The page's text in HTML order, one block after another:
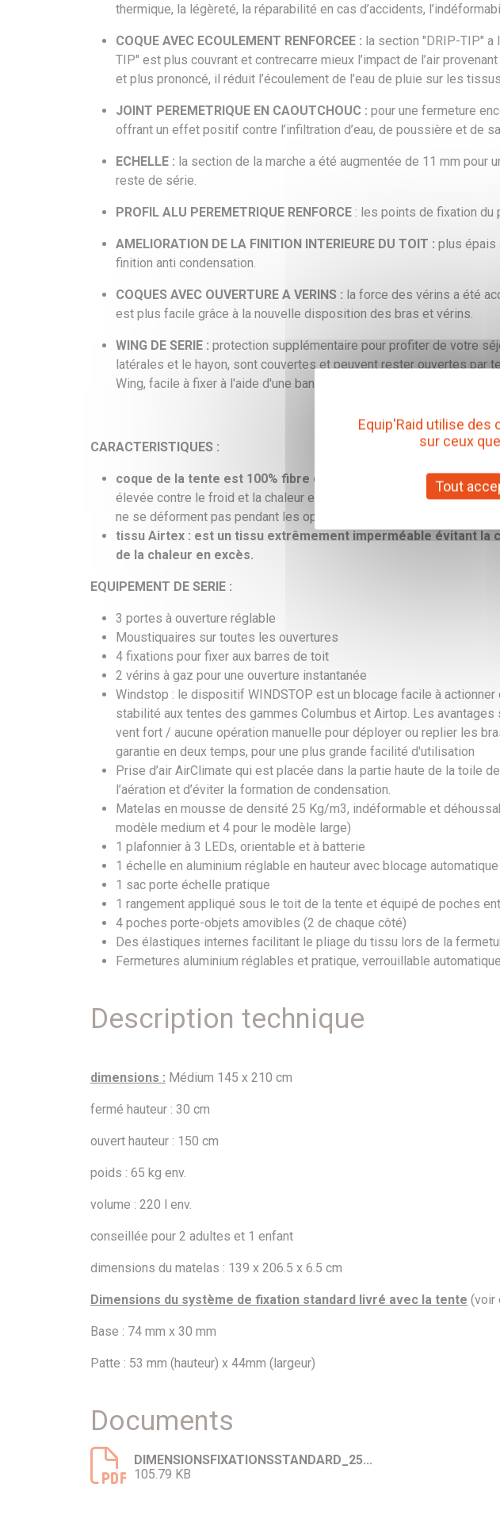
thermique, la légèreté, la réparabilité en cas d’accidents,
COQUE AVEC ECOULEMENT RENFORCEE : la section "DRIP-TIP" a
TIP" est plus couvrant et contrecarre mieux l’impact de l’air
et plus prononcé, il réduit l’écoulement de l’eau de pluie sur les
JOINT PEREMETRIQUE EN CAOUTCHOUC : pour une fermeture
offrant un effet positif contre l’infiltration d’eau, de poussière et de
ECHELLE : la section de la marche a été augmentée de 11 mm pour
reste de série.
PROFIL ALU PEREMETRIQUE RENFORCE : les points de fixation du
AMELIORATION DE LA FINITION INTERIEURE DU TOIT : plus épais
finition anti condensation.
COQUES AVEC OUVERTURE A VERINS : la force des vérins a été
est plus facile grâce à la nouvelle disposition des bras et vérins.
WING DE SERIE : protection supplémentaire pour profiter de votre
latérales et le hayon, sont couvertes et peuvent rester ouvertes par
Wing, facile à fixer à l'aide d'une bande Velcro et d'un arceau en forme
CARACTERISTIQUES :
coque de la tente est 100% fibre de verre (Gelcoat + active
élevée contre le froid et la chaleur et elles atténuent le bruit de la
ne se déforment pas pendant les opérations d'ouverture et de
tissu Airtex : est un tissu extrêmement imperméable évitant
de la chaleur en excès.
EQUIPEMENT DE SERIE :
3 portes à ouverture réglable
Moustiquaires sur toutes les ouvertures
4 fixations pour fixer aux barres de toit
2 vérins à gaz pour une ouverture instantanée
Windstop : le dispositif WINDSTOP est un blocage facile à
stabilité aux tentes des gammes Columbus et Airtop. Les
vent fort / aucune opération manuelle pour déployer ou replier les
garantie en deux temps, pour une plus grande facilité d'utilisation
Prise d’air AirClimate qui est placée dans la partie haute de la toile
l’aération et d’éviter la formation de condensation.
Matelas en mousse de densité 25 Kg/m3, indéformable et
modèle medium et 4 pour le modèle large)
1 plafonnier à 3 LEDs, orientable et à batterie
1 échelle en aluminium réglable en hauteur avec blocage
1 sac porte échelle pratique
1 rangement appliqué sous le toit de la tente et équipé de poches
4 poches porte-objets amovibles (2 de chaque côté)
Des élastiques internes facilitant le pliage du tissu lors de la
Fermetures aluminium réglables et pratique, verrouillable
Description technique
dimensions : Médium 145 x 210 cm
fermé hauteur : 30 cm
ouvert hauteur : 150 cm
poids : 65 kg env.
volume : 220 l env.
conseillée pour 2 adultes et 1 enfant
dimensions du matelas : 139 x 206.5 x 6.5 cm
Dimensions du système de fixation standard livré avec la tente (voir
Base : 74 mm x 30 mm
Patte : 53 mm (hauteur) x 44mm (largeur)
Documents
DIMENSIONSFIXATIONSSTANDARD_25...
105.79 KB
Equip'Raid utilise des
sur ceux
Tout